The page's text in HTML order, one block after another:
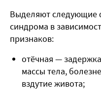
Выделяют следующие
синдрома в
признаков:
отёчная —
массы тела,
вздутие живота;